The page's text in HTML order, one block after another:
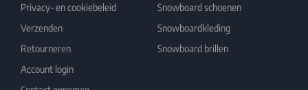
Privacy- en cookiebeleid
Verzenden
Retourneren
Account login
Snowboard schoenen
Snowboardkleding
Snowboard brillen